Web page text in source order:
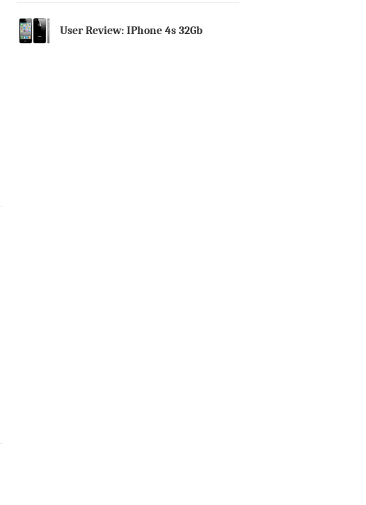
User Review: IPhone 4s 32Gb